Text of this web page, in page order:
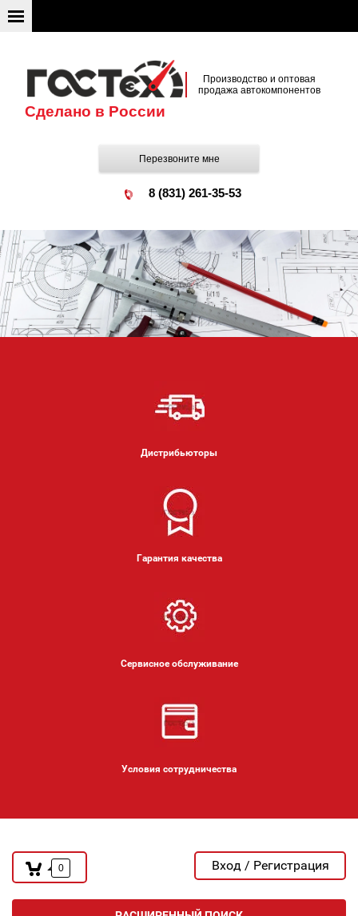
Сделано в России
Производство и оптовая
продажа автокомпонентов
Перезвоните мне
8 (831) 261-35-53
Дистрибьюторы
Гарантия качества
Сервисное обслуживание
Условия сотрудничества
0 Вход / Регистрация